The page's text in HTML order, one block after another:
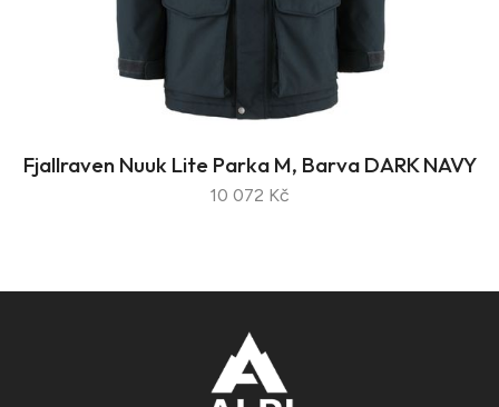
Fjallraven Nuuk Lite Parka M, Barva DARK NAVY
10 072 Kč